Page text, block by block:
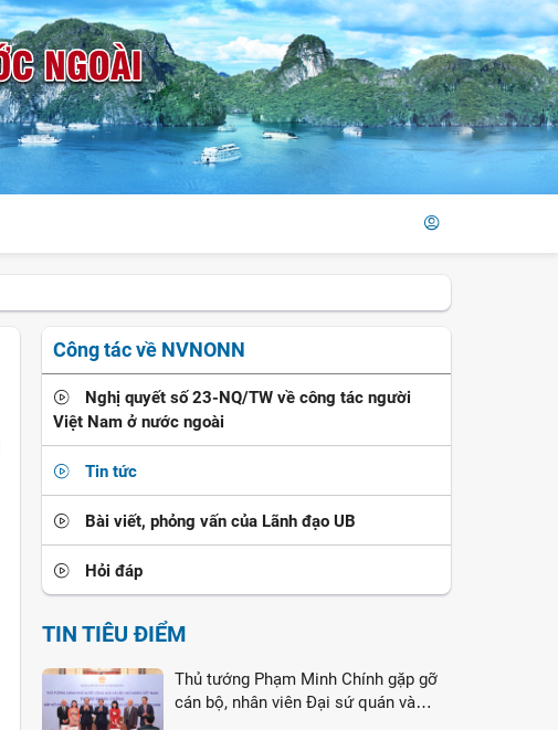
Công tác về NVNONN
Nghị quyết số 23-NQ/TW về công tác người
Việt Nam ở nước ngoài
Tin tức
Bài viết, phỏng vấn của Lãnh đạo UB
Hỏi đáp
TIN TIÊU ĐIỂM
Thủ tướng Phạm Minh Chính gặp gỡ
cán bộ, nhân viên Đại sứ quán và